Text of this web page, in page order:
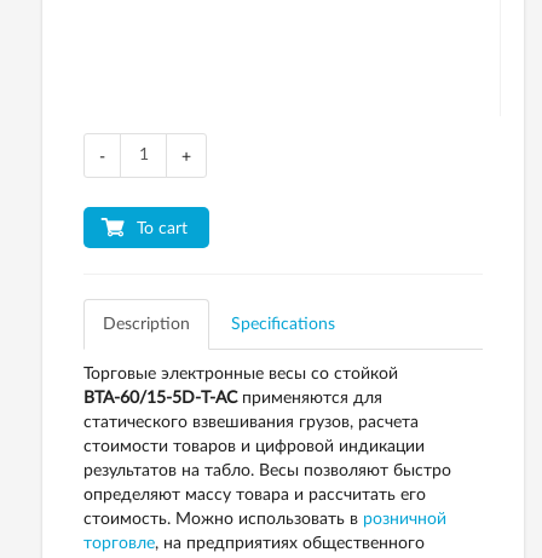
- +
To cart
Description Specifications
Торговые электронные весы со стойкой
ВТА-60/15-5D-Т-АС применяются для
статического взвешивания грузов, расчета
стоимости товаров и цифровой индикации
результатов на табло. Весы позволяют быстро
определяют массу товара и рассчитать его
стоимость. Можно использовать в розничной
торговле, на предприятиях общественного